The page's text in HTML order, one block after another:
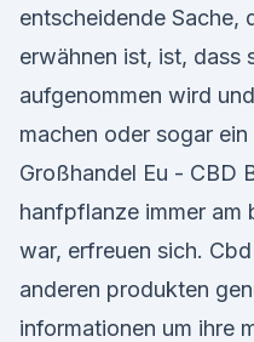
entscheidende Sache,
erwähnen ist, ist, dass
aufgenommen wird
machen oder sogar
Großhandel Eu - CBD
hanfpflanze immer am
war, erfreuen sich.
anderen produkten
informationen um ihre